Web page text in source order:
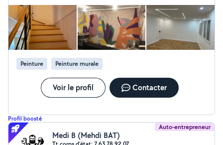
paroi de douche, robinet , Installation complète cuivre ,
multicouche, PER ) - Installation Électrique selon les
normes ( changement tableau, installation prises,
interrupteurs, radiateurs ) Votre satisfaction est ma
priorité. Devis gratuit
Peinture Peinture murale
Voir le profil Contacter
Profil boosté
Auto-entrepreneur
Medi B (Mehdi BAT)